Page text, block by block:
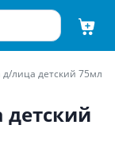
лица детский 75мл